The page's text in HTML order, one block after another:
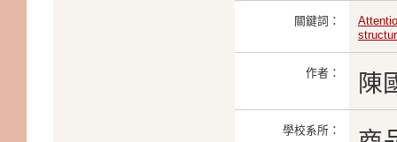
關鍵詞：
作者： 陳
學校系所：